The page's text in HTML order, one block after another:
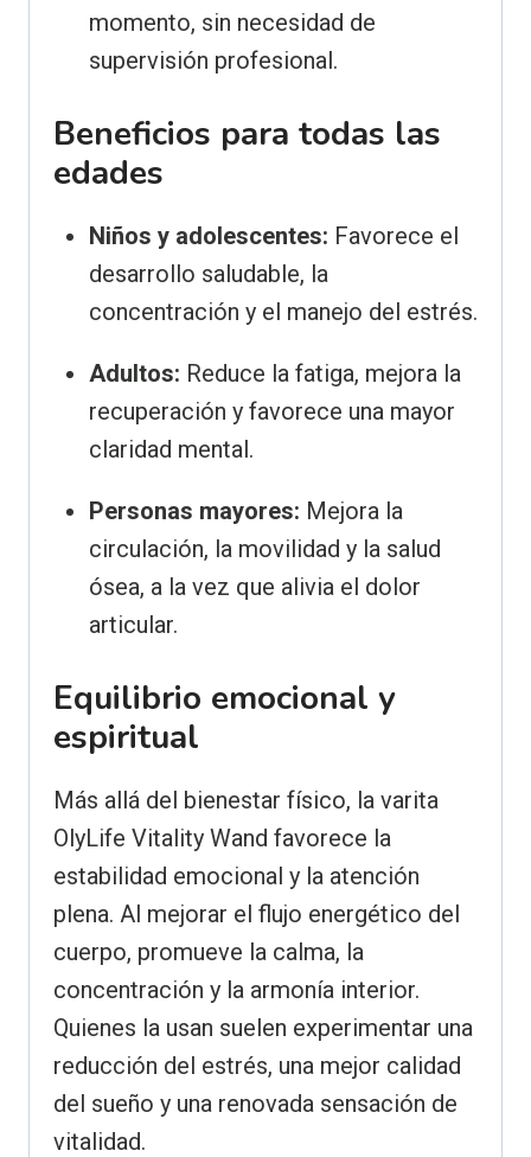
momento, sin necesidad de
supervisión profesional.
Beneficios para todas las
edades
Niños y adolescentes: Favorece el
desarrollo saludable, la
concentración y el manejo del estrés.
Adultos: Reduce la fatiga, mejora la
recuperación y favorece una mayor
claridad mental.
Personas mayores: Mejora la
circulación, la movilidad y la salud
ósea, a la vez que alivia el dolor
articular.
Equilibrio emocional y
espiritual
Más allá del bienestar físico, la varita
OlyLife Vitality Wand favorece la
estabilidad emocional y la atención
plena. Al mejorar el flujo energético del
cuerpo, promueve la calma, la
concentración y la armonía interior.
Quienes la usan suelen experimentar una
reducción del estrés, una mejor calidad
del sueño y una renovada sensación de
vitalidad.